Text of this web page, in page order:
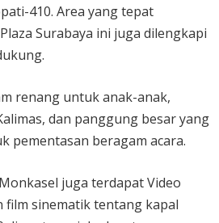
410. Area yang tepat
Surabaya ini juga dilengkapi
renang untuk anak-anak,
dan panggung besar yang
pementasan beragam acara.
juga terdapat Video
film sinematik tentang kapal